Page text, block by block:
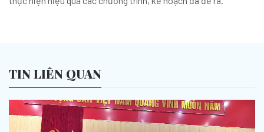
TIN LIÊN QUAN